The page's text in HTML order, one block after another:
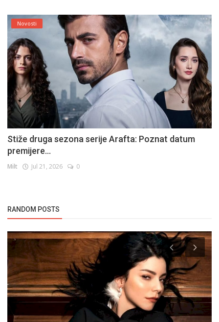
Novosti
Stiže druga sezona serije Arafta: Poznat datum
premijere...
Milt Jul 21, 2026 0
RANDOM POSTS